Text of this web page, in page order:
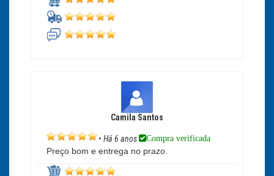
Camila Santos
• Há 6 anos Compra verificada
Preço bom e entrega no prazo.